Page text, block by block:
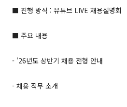
■ 진행 방식 : 유튜브 LIVE 채용설명회
■ 주요 내용
- '26년도 상반기 채용 전형 안내
- 채용 직무 소개